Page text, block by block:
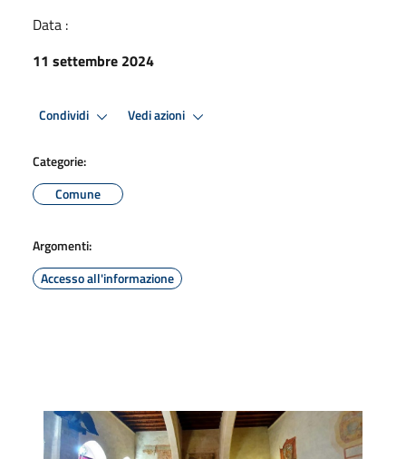
Data :
11 settembre 2024
Condividi Vedi azioni
Categorie:
Comune
Argomenti:
Accesso all'informazione